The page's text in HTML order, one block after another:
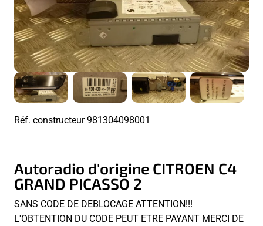
Réf. constructeur981304098001
Autoradio d'origine CITROEN C4
GRAND PICASSO 2
SANS CODE DE DEBLOCAGE ATTENTION!!!
L'OBTENTION DU CODE PEUT ETRE PAYANT MERCI DE